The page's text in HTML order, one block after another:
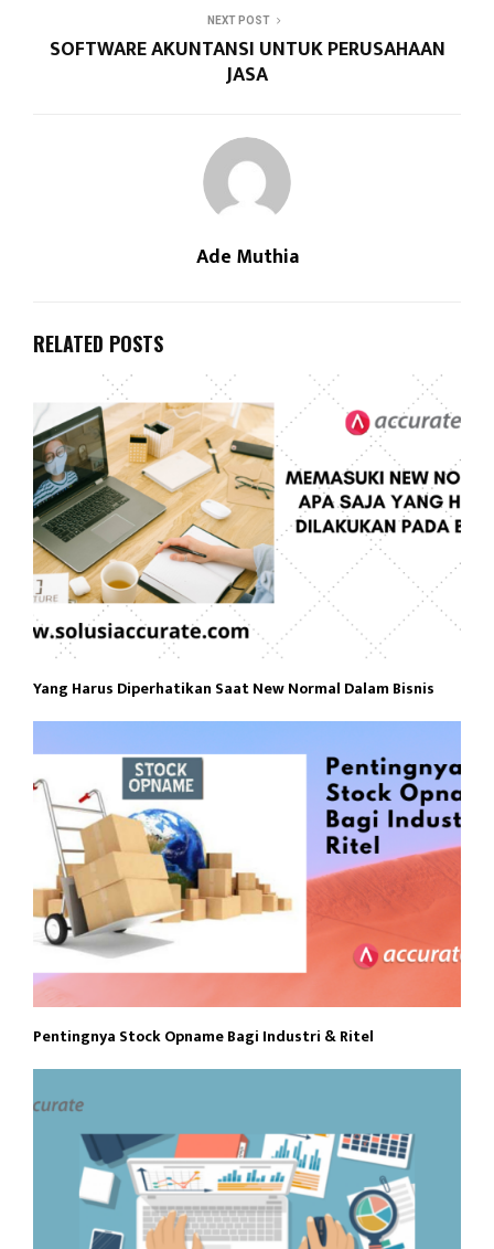
NEXT POST
SOFTWARE AKUNTANSI UNTUK PERUSAHAAN
JASA
Ade Muthia
RELATED POSTS
Yang Harus Diperhatikan Saat New Normal Dalam Bisnis
Pentingnya Stock Opname Bagi Industri & Ritel